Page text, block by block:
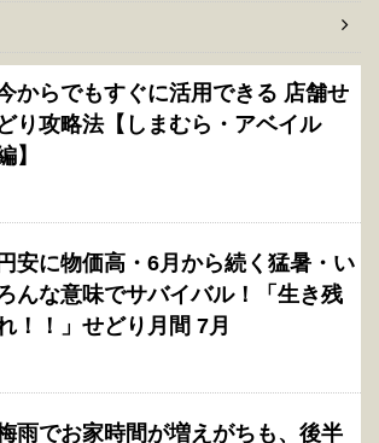
からでもすぐに活用できる 店舗せ
り攻略法【しまむら・アベイル
】
円安に物価高・6月から続く猛暑・い
んな意味でサバイバル！「生き残
！！」せどり月間 7月
雨でお家時間が増えがちも、後半